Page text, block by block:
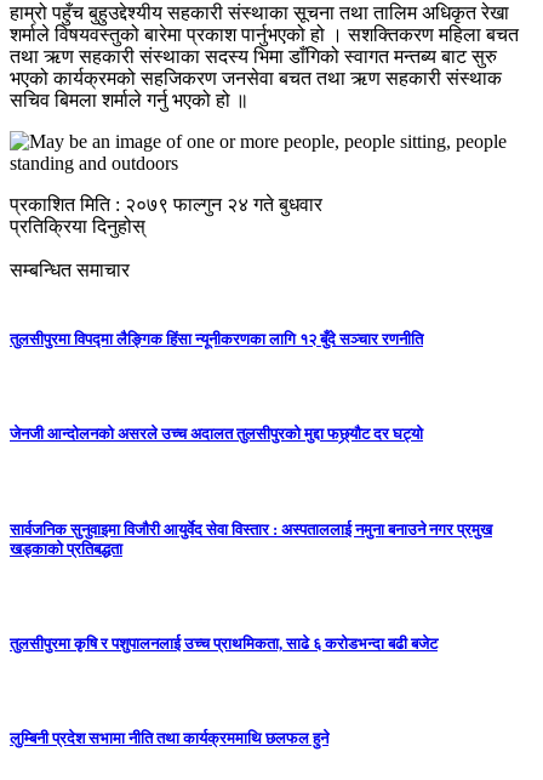
हाम्रो पहुँच बुहुउद्देश्यीय सहकारी संस्थाका सूचना तथा तालिम अधिकृत रेखा
शर्माले विषयवस्तुको बारेमा प्रकाश पार्नुभएको हो । सशक्तिकरण महिला बचत
तथा ऋण सहकारी संस्थाका सदस्य भिमा डाँगिको स्वागत मन्तब्य बाट सुरु
भएको कार्यक्रमको सहजिकरण जनसेवा बचत तथा ऋण सहकारी संस्थाक
सचिव बिमला शर्माले गर्नु भएको हो ॥
प्रकाशित मिति : २०७९ फाल्गुन २४ गते बुधवार
प्रतिक्रिया दिनुहोस्
सम्बन्धित समाचार
तुलसीपुरमा विपद्मा लैङ्गिक हिंसा न्यूनीकरणका लागि १२ बुँदे सञ्चार रणनीति
जेनजी आन्दोलनको असरले उच्च अदालत तुलसीपुरको मुद्दा फछ्र्यौट दर घट्यो
सार्वजनिक सुनुवाइमा विजाैरी आयुर्वेद सेवा विस्तार : अस्पताललाई नमुना बनाउने नगर प्रमुख
खड्काकाे प्रतिबद्धता
तुलसीपुरमा कृषि र पशुपालनलाई उच्च प्राथमिकता, साढे ६ करोडभन्दा बढी बजेट
लुम्बिनी प्रदेश सभामा नीति तथा कार्यक्रममाथि छलफल हुने